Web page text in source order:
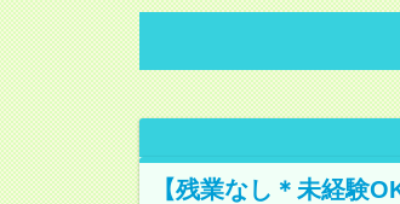
【残業なし＊未経験